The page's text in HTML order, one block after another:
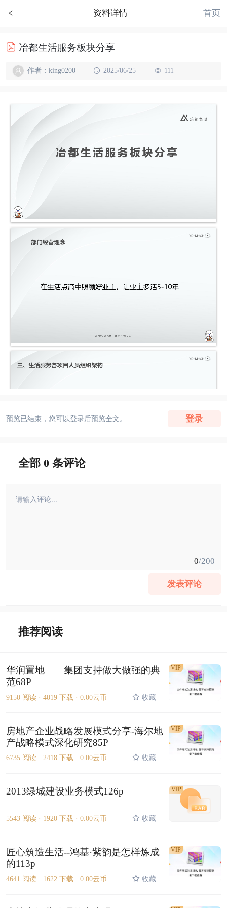
资料详情 首页
冶都生活服务板块分享
作者：king0200 2025/06/25 111
预览已结束，您可以登录后预览全文。 登录
全部 0 条评论
0/200
发表评论
推荐阅读
华润置地——集团支持做大做强的典
范68P
9150 阅读 · 4019 下载 · 0.00云币 收藏
VIP
房地产企业战略发展模式分享-海尔地
产战略模式深化研究85P
6735 阅读 · 2418 下载 · 0.00云币 收藏
VIP
2013绿城建设业务模式126p
5543 阅读 · 1920 下载 · 0.00云币 收藏
VIP
匠心筑造生活--鸿基·紫韵是怎样炼成
的113p
4641 阅读 · 1622 下载 · 0.00云币 收藏
VIP